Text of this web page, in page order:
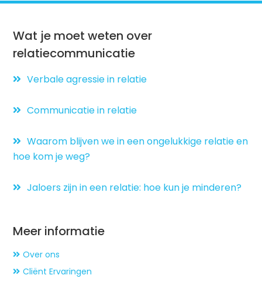
Wat je moet weten over
relatiecommunicatie
Verbale agressie in relatie
Communicatie in relatie
Waarom blijven we in een ongelukkige relatie en
hoe kom je weg?
Jaloers zijn in een relatie: hoe kun je minderen?
Meer informatie
Over ons
Cliënt Ervaringen